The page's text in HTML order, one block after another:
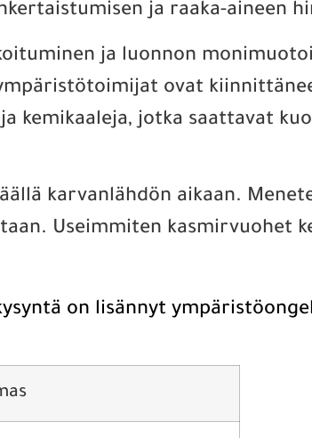
ja raaka-aineen
ja luonnon
ovat
kemikaaleja, jotka saattavat
karvanlähdön aikaan.
Useimmiten kasmirvuohet
on lisännyt